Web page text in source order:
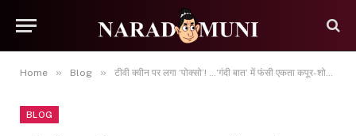
Home » Blog » टीवी क्वीन पर लगा ‘पोक्सो’! …‘गंदी बात’ में फंसी एकता कपूर-शोभा कपूर
BLOG